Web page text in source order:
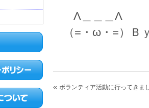
Λ＿＿＿Λ
（=・ω・=）Ｂ
« ボランティア活動に行ってきま